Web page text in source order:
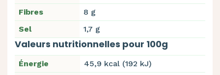
Fibres
8 g
Sel
1,7 g
Valeurs nutritionnelles pour 100g
Énergie
45,9 kcal (192 kJ)